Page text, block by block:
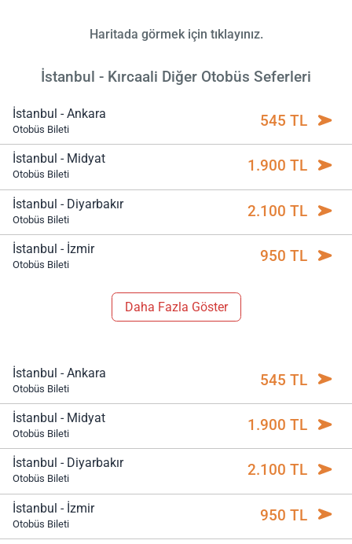
Haritada görmek için tıklayınız.
İstanbul - Kırcaali Diğer Otobüs Seferleri
İstanbul - Ankara
Otobüs Bileti 545 TL
İstanbul - Midyat
Otobüs Bileti 1.900 TL
İstanbul - Diyarbakır
Otobüs Bileti 2.100 TL
İstanbul - İzmir
Otobüs Bileti 950 TL
Daha Fazla Göster
İstanbul - Ankara
Otobüs Bileti 545 TL
İstanbul - Midyat
Otobüs Bileti 1.900 TL
İstanbul - Diyarbakır
Otobüs Bileti 2.100 TL
İstanbul - İzmir
Otobüs Bileti 950 TL